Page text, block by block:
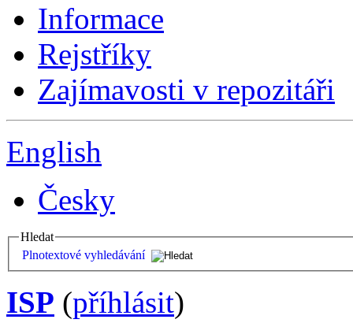
Informace
Rejstříky
Zajímavosti v repozitáři
English
Česky
Hledat
Plnotextové vyhledávání
ISP (příhlásit)